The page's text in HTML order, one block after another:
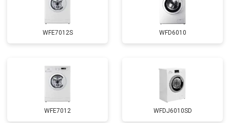
Замена приводного ремня от 2550 ₽ Заказать
WFE7012S WFD6010
WFE7012 WFDJ6010SD